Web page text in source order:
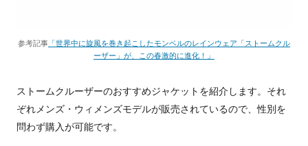
参考記事 「世界中に旋風を巻き起こしたモンベルのレインウェア「ストームクル
ーザー」が、この春激的に進化！」
ストームクルーザーのおすすめジャケットを紹介します。それ
ぞれメンズ・ウィメンズモデルが販売されているので、性別を
問わず購入が可能です。